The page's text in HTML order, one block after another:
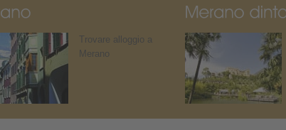
Trovare alloggio a
Merano